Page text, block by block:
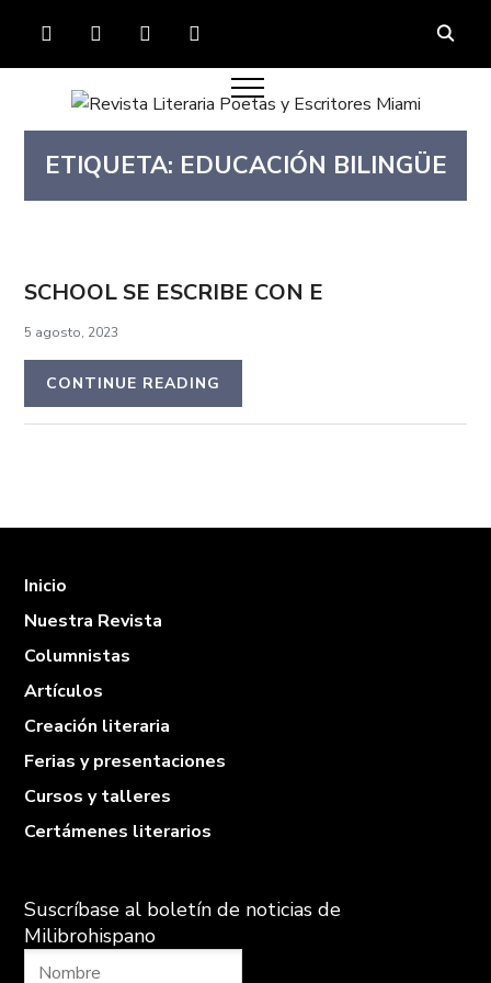
FACEBOOKTWITTERINSTAGRAMYOUTUBE
ETIQUETA: EDUCACIÓN BILINGÜE
SCHOOL SE ESCRIBE CON E
5 agosto, 2023
CONTINUE READING
Inicio
Nuestra Revista
Columnistas
Artículos
Creación literaria
Ferias y presentaciones
Cursos y talleres
Certámenes literarios
Suscríbase al boletín de noticias de
Milibrohispano